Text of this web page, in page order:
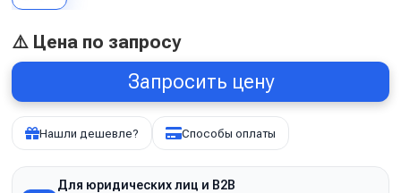
⚠️ Цена по запросу
Запросить цену
Нашли дешевле? Способы оплаты
Для юридических лиц и B2B